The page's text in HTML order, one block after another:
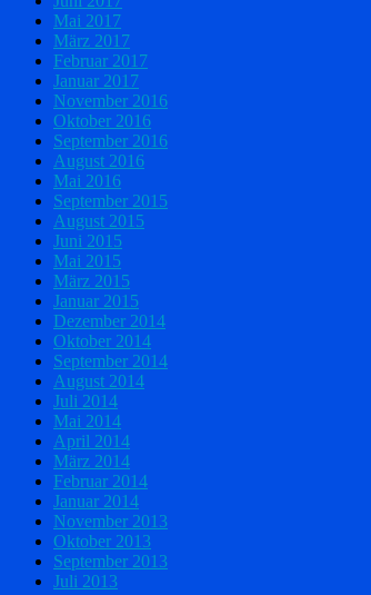
Mai 2017
März 2017
Februar 2017
Januar 2017
November 2016
Oktober 2016
September 2016
August 2016
Mai 2016
September 2015
August 2015
Juni 2015
Mai 2015
März 2015
Januar 2015
Dezember 2014
Oktober 2014
September 2014
August 2014
Juli 2014
Mai 2014
April 2014
März 2014
Februar 2014
Januar 2014
November 2013
Oktober 2013
September 2013
Juli 2013